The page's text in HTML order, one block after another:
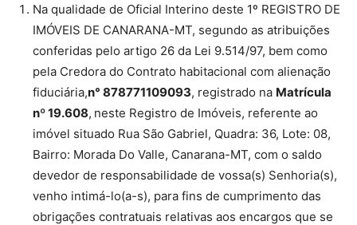
Na qualidade de Oficial Interino deste 1º REGISTRO DE
IMÓVEIS DE CANARANA-MT, segundo as atribuições
conferidas pelo artigo 26 da Lei 9.514/97, bem como
pela Credora do Contrato habitacional com alienação
fiduciária,n° 878771109093, registrado na Matrícula
nº 19.608, neste Registro de Imóveis, referente ao
imóvel situado Rua São Gabriel, Quadra: 36, Lote: 08,
Bairro: Morada Do Valle, Canarana-MT, com o saldo
devedor de responsabilidade de vossa(s) Senhoria(s),
venho intimá-lo(a-s), para fins de cumprimento das
obrigações contratuais relativas aos encargos que se